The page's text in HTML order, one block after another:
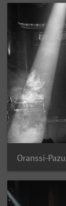
Oranssi-